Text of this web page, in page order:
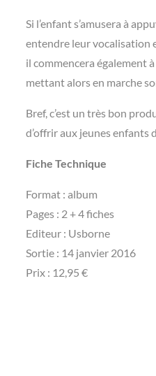
Si l’enfant s’amusera à
entendre leur vocalisation
il commencera également
mettant alors en marche
Bref, c’est un très bon
d’offrir aux jeunes enfants
Fiche Technique
Format : album
Pages : 2 + 4 fiches
Editeur : Usborne
Sortie : 14 janvier 2016
Prix : 12,95 €